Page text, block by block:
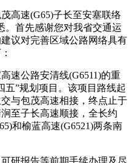
高速(G65)子长至安塞联络
。首先感谢您对我省交通运
议对完善区域公路网络具有
速公路安清线(G6511)的重
五”规划项目。该项目路线起
与包茂高速相接，终点止于
至子长高速顺接，全长约
和榆蓝高速(G6521)两条南